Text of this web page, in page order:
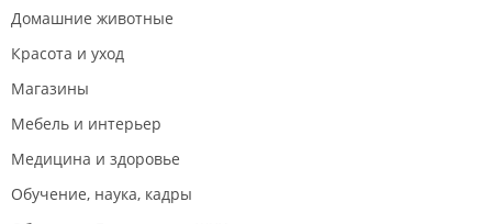
Домашние животные
Красота и уход
Магазины
Мебель и интерьер
Медицина и здоровье
Обучение, наука, кадры